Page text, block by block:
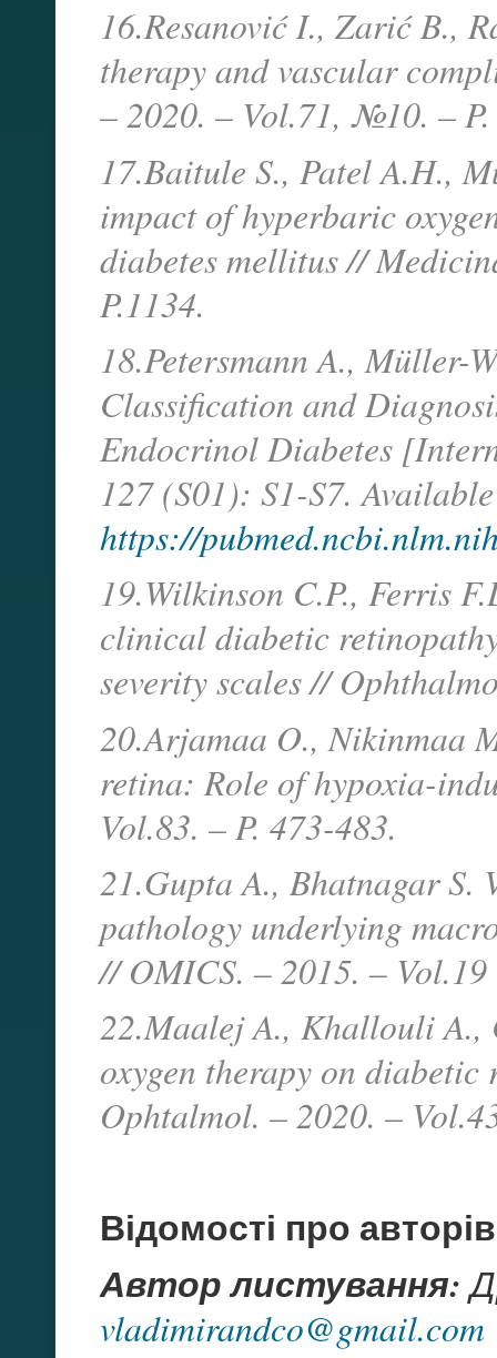
16.Resanović I., Zarić B.,
therapy and vascular
– 2020. – Vol.71, №10. –
17.Baitule S., Patel A.H.,
impact of hyperbaric
diabetes mellitus //
P.1134.
18.Petersmann A.,
Classification and
Endocrinol Diabetes
127 (S01): S1-S7.
https://
19.Wilkinson C.P., Ferris
clinical diabetic
severity scales //
20.Arjamaa O., Nikinmaa
retina: Role of hypoxia-
Vol.83. – P. 473-483.
21.Gupta A., Bhatnagar S.
pathology underlying
// OMICS. – 2015. –
22.Maalej A., Khallouli A.,
oxygen therapy on
Ophtalmol. – 2020. –
Відомості про
Автор листування:
vladimirandco@gmail.com